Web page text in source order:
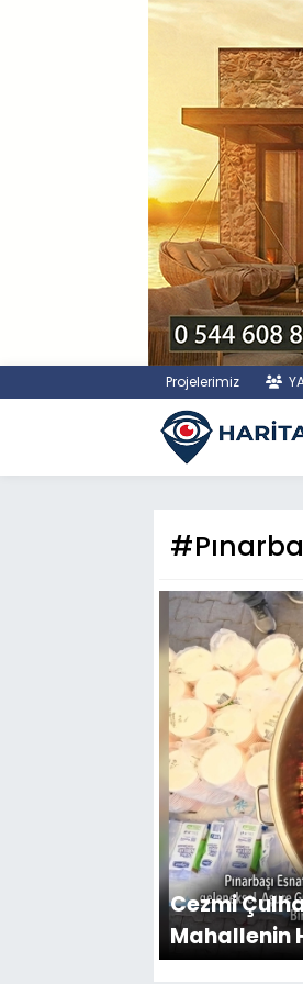
Projelerimiz
Cezmi
Mahallenin